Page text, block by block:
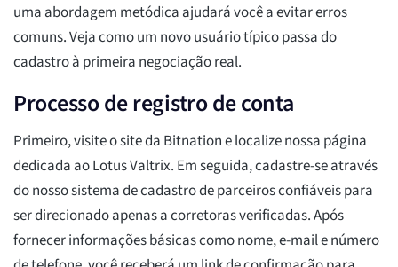
uma abordagem metódica ajudará você a evitar erros
comuns. Veja como um novo usuário típico passa do
cadastro à primeira negociação real.
Processo de registro de conta
Primeiro, visite o site da Bitnation e localize nossa página
dedicada ao Lotus Valtrix. Em seguida, cadastre-se através
do nosso sistema de cadastro de parceiros confiáveis para
ser direcionado apenas a corretoras verificadas. Após
fornecer informações básicas como nome, e-mail e número